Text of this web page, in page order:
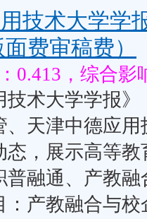
技术大学学
费审稿费）
0.413，综合影
技术大学学报
、天津中德应
态，展示高等
普融通、产教
：产教融合与